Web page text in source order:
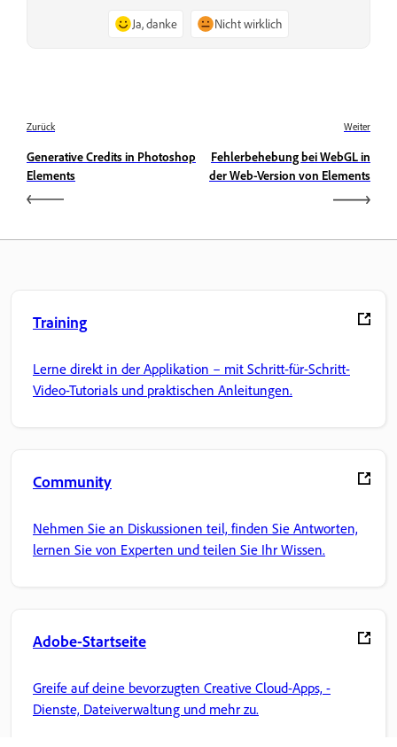
Ja, danke Nicht wirklich
Zurück
Generative Credits in Photoshop
Elements
Weiter
Fehlerbehebung bei WebGL in
der Web-Version von Elements
Training
Lerne direkt in der Applikation – mit Schritt-für-Schritt-
Video-Tutorials und praktischen Anleitungen.
Community
Nehmen Sie an Diskussionen teil, finden Sie Antworten,
lernen Sie von Experten und teilen Sie Ihr Wissen.
Adobe-Startseite
Greife auf deine bevorzugten Creative Cloud-Apps, -
Dienste, Dateiverwaltung und mehr zu.